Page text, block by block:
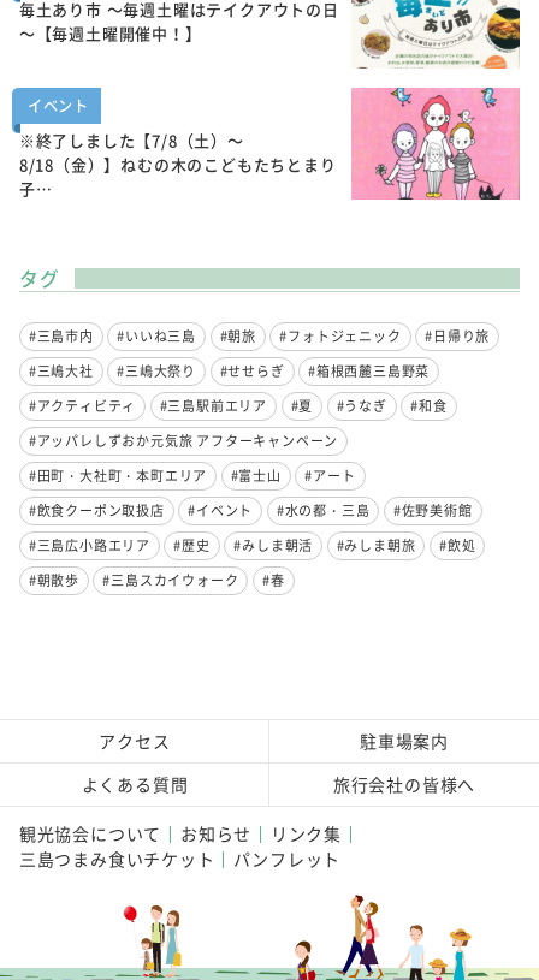
毎土あり市 ～毎週土曜はテイクアウトの日
～【毎週土曜開催中！】
イベント
※終了しました【7/8（土）～
8/18（金）】ねむの木のこどもたちとまり
子…
タグ
#三島市内 #いいね三島 #朝旅 #フォトジェニック
#日帰り旅
#三嶋大社
#三嶋大祭り #せせらぎ
#箱根西麓三島野菜
#アクティビティ
#三島駅前エリア #夏 #うなぎ
#和食
#アッパレしずおか元気旅 アフターキャンペーン
#田町・大社町・本町エリア
#富士山
#アート
#飲食クーポン取扱店
#イベント #水の都・三島
#佐野美術館
#三島広小路エリア
#歴史 #みしま朝活 #みしま朝旅
#飲処
#朝散歩
#三島スカイウォーク #春
アクセス
駐車場案内
よくある質問
旅行会社の皆様へ
観光協会について お知らせ
リンク集
三島つまみ食いチケット
パンフレット